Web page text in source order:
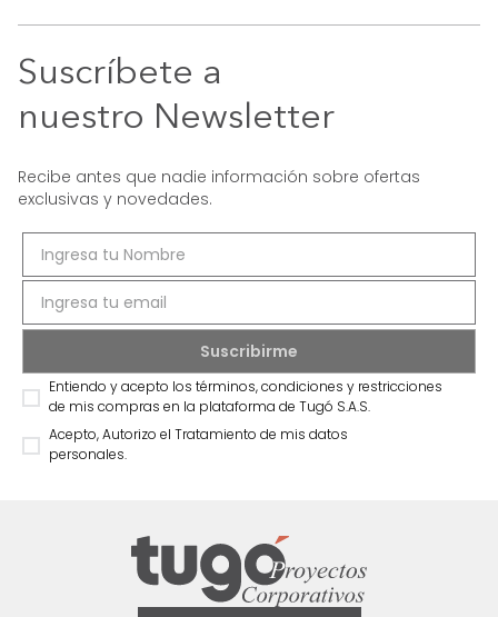
Suscríbete a
nuestro Newsletter
Recibe antes que nadie información sobre ofertas
exclusivas y novedades.
Entiendo y acepto los términos, condiciones y restricciones
de mis compras en la plataforma de Tugó S.A.S.
Acepto, Autorizo el Tratamiento de mis datos
personales.